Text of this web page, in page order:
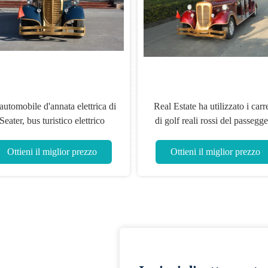
classico elettrico a pile
del bus di navetta 48V 6 con il
Ottieni il miglior prezzo
Veicolo
classico
alternata
Ottieni